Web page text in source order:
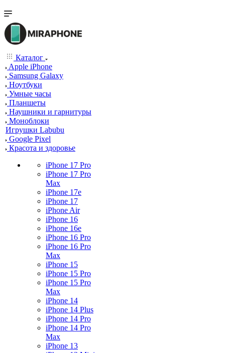
Каталог
Apple iPhone
Samsung Galaxy
Ноутбуки
Умные часы
Планшеты
Наушники и гарнитуры
Моноблоки
Игрушки Labubu
Google Pixel
Красота и здоровье
iPhone 17 Pro
iPhone 17 Pro
Max
iPhone 17e
iPhone 17
iPhone Air
iPhone 16
iPhone 16e
iPhone 16 Pro
iPhone 16 Pro
Max
iPhone 15
iPhone 15 Pro
iPhone 15 Pro
Max
iPhone 14
iPhone 14 Plus
iPhone 14 Pro
iPhone 14 Pro
Max
iPhone 13